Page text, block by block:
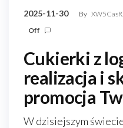
2025-11-30 By
Off
Cukierki z
realizacja i
promocja
W dzisiejszym